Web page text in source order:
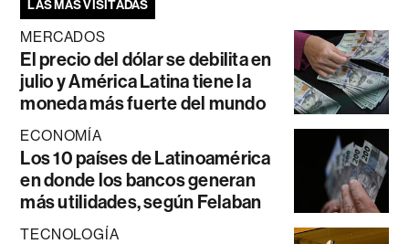
LAS MÁS VISITADAS
MERCADOS
El precio del dólar se debilita en
julio y América Latina tiene la
moneda más fuerte del mundo
ECONOMÍA
Los 10 países de Latinoamérica
en donde los bancos generan
más utilidades, según Felaban
TECNOLOGÍA